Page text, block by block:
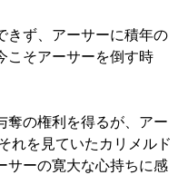
きず、アーサーに積年の
こそアーサーを倒す時
奪の権利を得るが、アー
れを見ていたカリメルド
サーの寛大な心持ちに感